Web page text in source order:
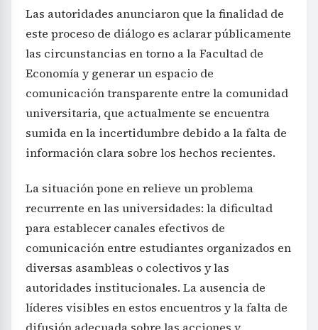
Las autoridades anunciaron que la finalidad de
este proceso de diálogo es aclarar públicamente
las circunstancias en torno a la Facultad de
Economía y generar un espacio de
comunicación transparente entre la comunidad
universitaria, que actualmente se encuentra
sumida en la incertidumbre debido a la falta de
información clara sobre los hechos recientes.
La situación pone en relieve un problema
recurrente en las universidades: la dificultad
para establecer canales efectivos de
comunicación entre estudiantes organizados en
diversas asambleas o colectivos y las
autoridades institucionales. La ausencia de
líderes visibles en estos encuentros y la falta de